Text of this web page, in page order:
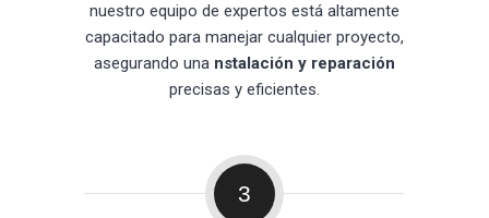
nuestro equipo de expertos está altamente
capacitado para manejar cualquier proyecto,
asegurando una nstalación y reparación
precisas y eficientes.
3